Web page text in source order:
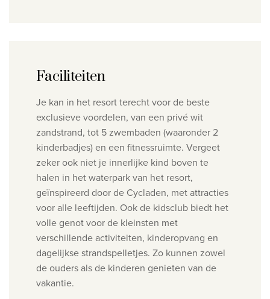
Faciliteiten
Je kan in het resort terecht voor de beste
exclusieve voordelen, van een privé wit
zandstrand, tot 5 zwembaden (waaronder 2
kinderbadjes) en een fitnessruimte. Vergeet
zeker ook niet je innerlijke kind boven te
halen in hetwaterpark van het resort,
geïnspireerd door de Cycladen, met attracties
voor alle leeftijden. Ook de kidsclub biedt het
volle genot voor de kleinsten met
verschillende activiteiten, kinderopvang en
dagelijkse strandspelletjes. Zo kunnen zowel
de ouders als de kinderen genieten van de
vakantie.